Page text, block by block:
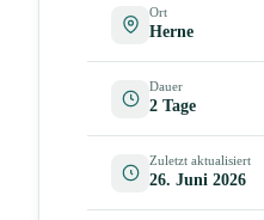
Ort
Herne
Dauer
2 Tage
Zuletzt aktualisiert
26. Juni 2026